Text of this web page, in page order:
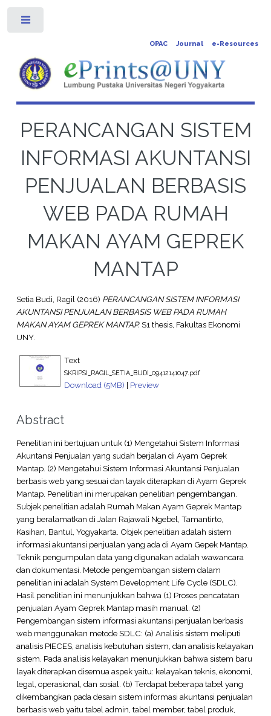
OPAC Journal e-Resources
PERANCANGAN SISTEM
INFORMASI AKUNTANSI
PENJUALAN BERBASIS
WEB PADA RUMAH
MAKAN AYAM GEPREK
MANTAP
Setia Budi, Ragil(2016) PERANCANGAN SISTEM INFORMASI
AKUNTANSI PENJUALAN BERBASIS WEB PADA RUMAH
MAKAN AYAM GEPREK MANTAP.S1 thesis, Fakultas Ekonomi
UNY.
Text
SKRIPSI_RAGIL_SETIA_BUDI_09412141047.pdf
Download (5MB) | Preview
Abstract
Penelitian ini bertujuan untuk (1) Mengetahui Sistem Informasi
Akuntansi Penjualan yang sudah berjalan di Ayam Geprek
Mantap. (2) Mengetahui Sistem Informasi Akuntansi Penjualan
berbasis web yang sesuai dan layak diterapkan di Ayam Geprek
Mantap. Penelitian ini merupakan penelitian pengembangan.
Subjek penelitian adalah Rumah Makan Ayam Geprek Mantap
yang beralamatkan di Jalan Rajawali Ngebel, Tamantirto,
Kasihan, Bantul, Yogyakarta. Objek penelitian adalah sistem
informasi akuntansi penjualan yang ada di Ayam Gepek Mantap.
Teknik pengumpulan data yang digunakan adalah wawancara
dan dokumentasi. Metode pengembangan sistem dalam
penelitian ini adalah System Development Life Cycle (SDLC).
Hasil penelitian ini menunjukkan bahwa (1) Proses pencatatan
penjualan Ayam Geprek Mantap masih manual. (2)
Pengembangan sistem informasi akuntansi penjualan berbasis
web menggunakan metode SDLC: (a) Analisis sistem meliputi
analisis PIECES, analisis kebutuhan sistem, dan analisis kelayakan
sistem. Pada analisis kelayakan menunjukkan bahwa sistem baru
layak diterapkan disemua aspek yaitu: kelayakan teknis, ekonomi,
legal, operasional, dan sosial. (b) Terdapat beberapa tabel yang
dikembangkan pada desain sistem informasi akuntansi penjualan
berbasis web yaitu tabel admin, tabel member, tabel produk,